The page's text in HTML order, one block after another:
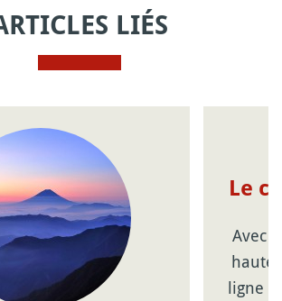
LIÉS
Le
Avec
haute
ligne